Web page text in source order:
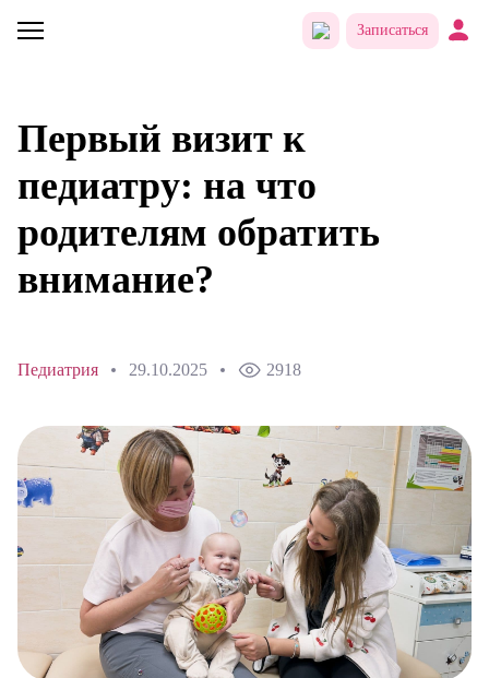
Записаться
Первый визит к
педиатру: на что
родителям обратить
внимание?
Педиатрия 29.10.2025 2918